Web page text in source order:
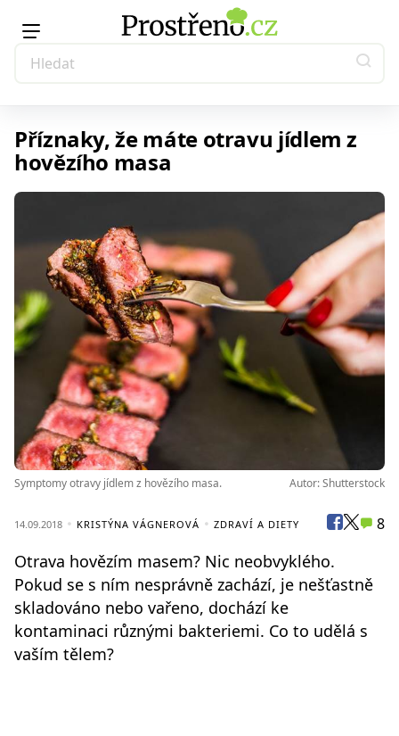
Příznaky, že máte otravu jídlem z
hovězího masa
Symptomy otravy jídlem z hovězího masa. Autor: Shutterstock
14.09.2018 KRISTÝNA VÁGNEROVÁ ZDRAVÍ A DIETY 8
Otrava hovězím masem? Nic neobvyklého.
Pokud se s ním nesprávně zachází, je nešťastně
skladováno nebo vařeno, dochází ke
kontaminaci různými bakteriemi. Co to udělá s
vaším tělem?